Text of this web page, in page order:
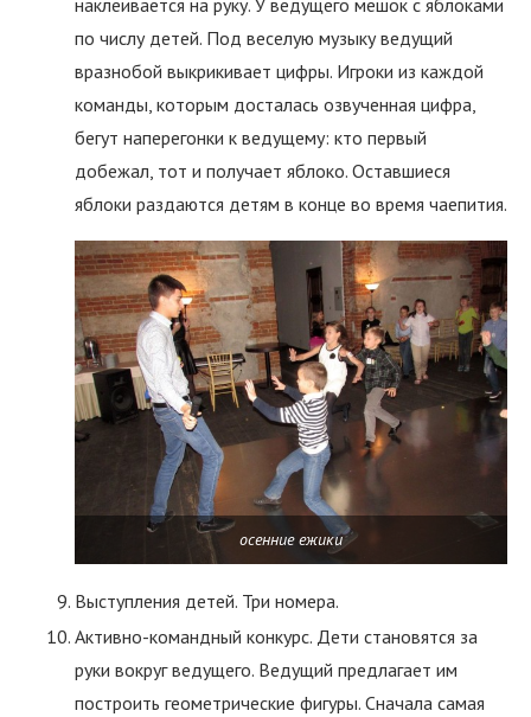
по числу детей. Под веселую музыку ведущий
вразнобой выкрикивает цифры. Игроки из каждой
команды, которым досталась озвученная цифра,
бегут наперегонки к ведущему: кто первый
добежал, тот и получает яблоко. Оставшиеся
яблоки раздаются детям в конце во время чаепития.
осенние ежики
Выступления детей. Три номера.
Активно-командный конкурс. Дети становятся за
руки вокруг ведущего. Ведущий предлагает им
построить геометрические фигуры. Сначала самая